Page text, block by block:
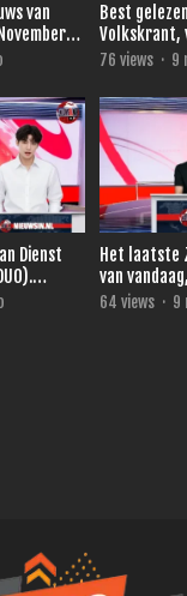
van
Best
Volkskrant,
November
76 views · 9
Dienst
Het laatste
van
November
64 views · 9